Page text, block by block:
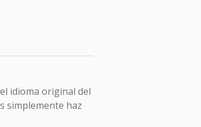
idioma original del
simplemente haz